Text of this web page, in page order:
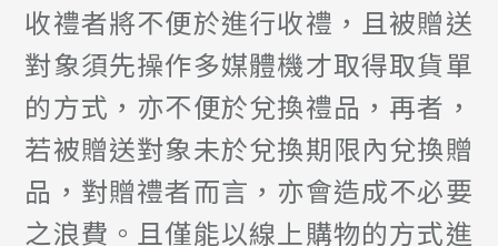
收禮者將不便於進行收禮，且被贈送
對象須先操作多媒體機才取得取貨單
的方式，亦不便於兌換禮品，再者，
若被贈送對象未於兌換期限內兌換贈
品，對贈禮者而言，亦會造成不必要
之浪費。且僅能以線上購物的方式進